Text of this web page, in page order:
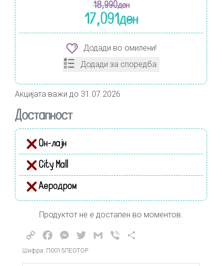
18,990ден
17,091ден
Додади во омилени!
Додади за споредба
Акцијата важи до 31.07.2026
Достапност
Он-лајн
City Mall
Аеродром
Продуктот не е достапен во моментов.
Copy
Link
FacebookMessenger
TwitterGmail Viber
Шифра: П0015ЛЕОТОР